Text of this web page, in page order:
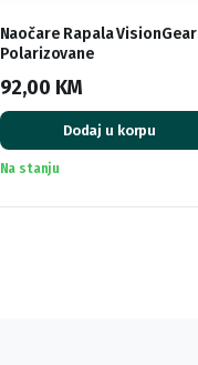
Naočare Rapala VisionGear
Polarizovane
92,00 KM
Dodaj u korpu
Na stanju